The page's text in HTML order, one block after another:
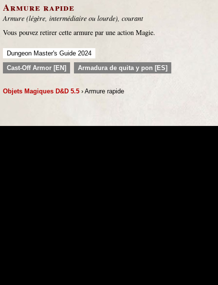
Armure rapide
Armure (légère, intermédiaire ou lourde), courant
Vous pouvez retirer cette armure par une action Magie.
Dungeon Master's Guide 2024
Cast-Off Armor [EN]
Armadura de quita y pon [ES]
Objets Magiques D&D 5.5 › Armure rapide